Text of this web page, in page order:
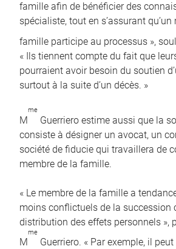
famille afin de bénéficier des
spécialiste, tout en s’assurant qu’un
famille participe au processus »,
« Ils tiennent compte du fait que
pourraient avoir besoin du soutien
surtout à la suite d’un décès. »
M
me
Guerriero estime aussi que la
consiste à désigner un avocat, un
société de fiducie qui travaillera de
membre de la famille.
« Le membre de la famille a
moins conflictuels de la succession
distribution des effets personnels »,
M
me
Guerriero. « Par exemple, il